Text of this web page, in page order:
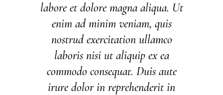
labore et dolore magna aliqua. Ut
enim ad minim veniam, quis
nostrud exercitation ullamco
laboris nisi ut aliquip ex ea
commodo consequat. Duis aute
irure dolor in reprehenderit in